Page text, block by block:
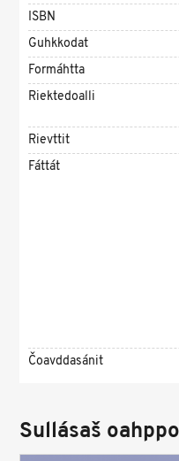
ISBN
Guhkkodat
Formáhtta
Riektedoalli
Rievttit
Fáttát
Čoavddasánit
Sullásaš